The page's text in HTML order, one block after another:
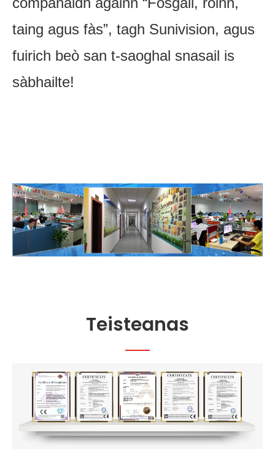
taing agus fàs”, tagh Sunivision, agus
fuirich beò san t-saoghal snasail is
sàbhailte!
Teisteanas